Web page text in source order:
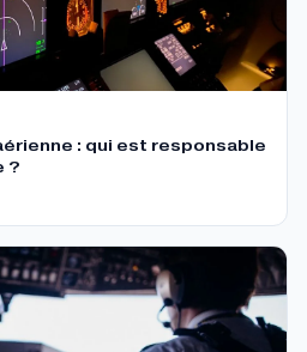
: qui est responsable
?